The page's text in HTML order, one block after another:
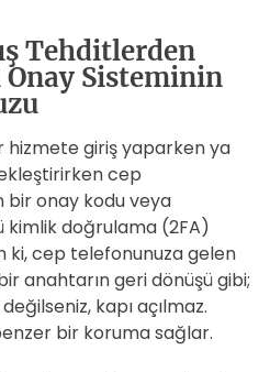
Tehditlerden
Sisteminin
hizmete giriş yaparken ya
cep
bir onay kodu veya
kimlik doğrulama (2FA)
ki, cep telefonunuza gelen
anahtarın geri dönüşü gibi;
kapı açılmaz.
bir koruma sağlar.